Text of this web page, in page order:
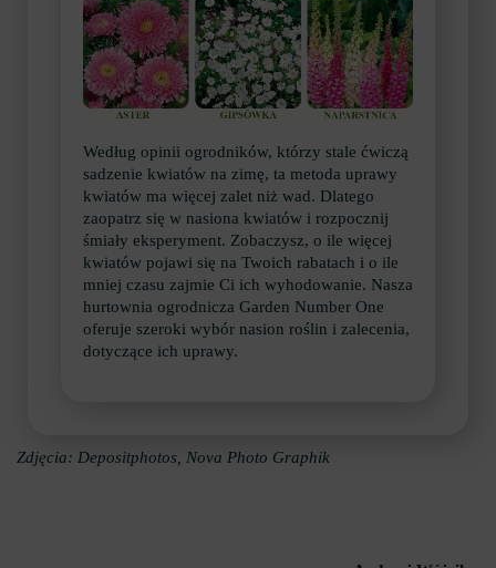
Według opinii ogrodników, którzy stale ćwiczą
sadzenie kwiatów na zimę, ta metoda uprawy
kwiatów ma więcej zalet niż wad. Dlatego
zaopatrz się w nasiona kwiatów i rozpocznij
śmiały eksperyment. Zobaczysz, o ile więcej
kwiatów pojawi się na Twoich rabatach i o ile
mniej czasu zajmie Ci ich wyhodowanie. Nasza
hurtownia ogrodnicza Garden Number One
oferuje szeroki wybór nasion roślin i zalecenia,
dotyczące ich uprawy.
Zdjęcia: Depositphotos, Nova Photo Graphik